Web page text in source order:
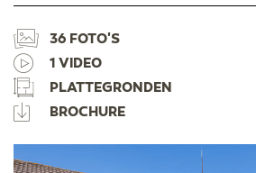
36 FOTO'S
1 VIDEO
PLATTEGRONDEN
BROCHURE